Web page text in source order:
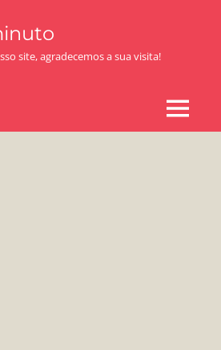
site, agradecemos a sua visita!
MENU